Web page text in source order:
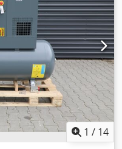
1 / 14